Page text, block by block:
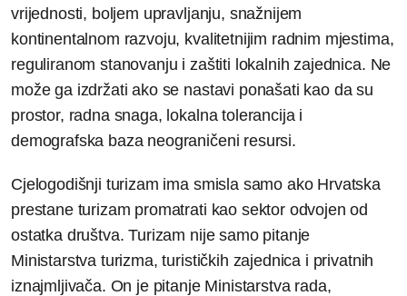
vrijednosti, boljem upravljanju, snažnijem
kontinentalnom razvoju, kvalitetnijim radnim mjestima,
reguliranom stanovanju i zaštiti lokalnih zajednica. Ne
može ga izdržati ako se nastavi ponašati kao da su
prostor, radna snaga, lokalna tolerancija i
demografska baza neograničeni resursi.
Cjelogodišnji turizam ima smisla samo ako Hrvatska
prestane turizam promatrati kao sektor odvojen od
ostatka društva. Turizam nije samo pitanje
Ministarstva turizma, turističkih zajednica i privatnih
iznajmljivača. On je pitanje Ministarstva rada,